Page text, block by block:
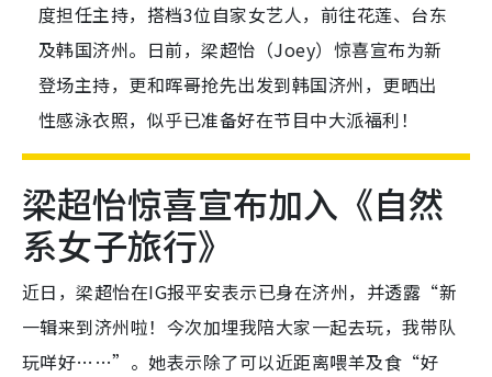
度担任主持，搭档3位自家女艺人，前往花莲、台东
及韩国济州。日前，梁超怡（Joey）惊喜宣布为新
登场主持，更和晖哥抢先出发到韩国济州，更晒出
性感泳衣照，似乎已准备好在节目中大派福利！
梁超怡惊喜宣布加入《自然
系女子旅行》
近日，梁超怡在IG报平安表示已身在济州，并透露“新
一辑来到济州啦！今次加埋我陪大家一起去玩，我带队
玩咩好……”。她表示除了可以近距离喂羊及食“好